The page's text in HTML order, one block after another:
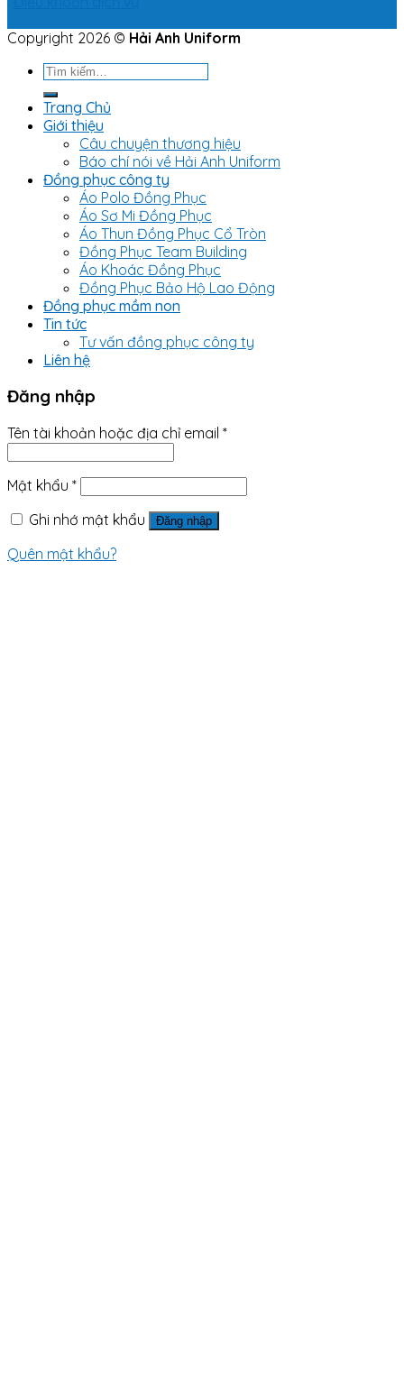
Copyright 2026 © Hải Anh Uniform
Tìm
Trang Chủ
Giới thiệu
Câu chuyện thương hiệu
Báo chí nói về Hải Anh Uniform
Đồng phục công ty
Áo Polo Đồng Phục
Áo Sơ Mi Đồng Phục
Áo Thun Đồng Phục Cổ Tròn
Đồng Phục Team Building
Áo Khoác Đồng Phục
Đồng Phục Bảo Hộ Lao Động
Đồng phục mầm non
Tin tức
Tư vấn đồng phục công ty
Liên hệ
Đăng nhập
Tên tài khoản hoặc địa chỉ email *
Mật khẩu *
Ghi nhớ mật khẩu
Đăng nhập
Quên mật khẩu?